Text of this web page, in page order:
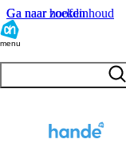
Ga naar hoofdinhoud
Ga naar zoeken
menu